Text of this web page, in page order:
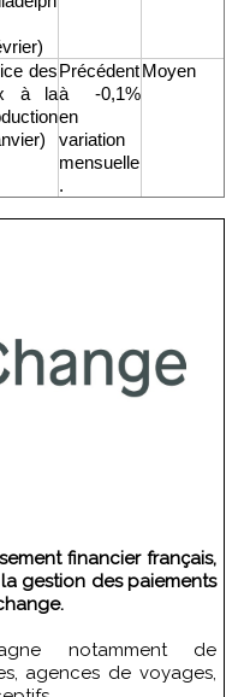
des
à la
Précédent
à -0,1%
en
variation
mensuelle
.
Moyen
gestion des paiements
notamment de
agences de voyages,